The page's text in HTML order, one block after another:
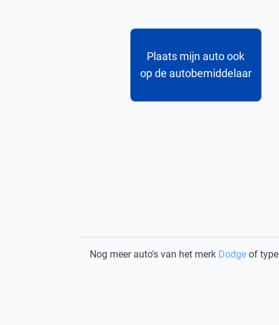
Plaats mijn auto ook
op de autobemiddelaar
Nog meer auto's van het merk Dodge of type